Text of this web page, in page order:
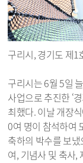
구리시, 경기도 제1
구리시는 6월 5일
사업으로 추진한 ‘
최했다. 이날 개장
0여 명이 참석하여
축하의 박수를 보
여, 기념사 및 축사,